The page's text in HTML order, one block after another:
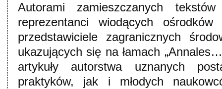
Autorami zamieszczanych
reprezentanci wiodących
przedstawiciele zagranicznych
ukazujących się na łamach
artykuły autorstwa uznanych
praktyków, jak i młodych